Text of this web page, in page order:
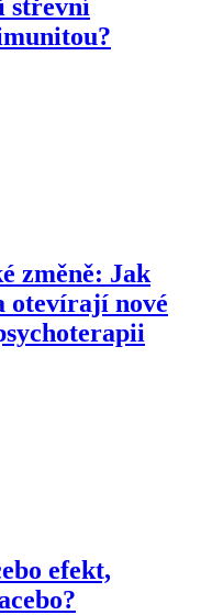
střevní
změně: Jak
otevírají nové
efekt,